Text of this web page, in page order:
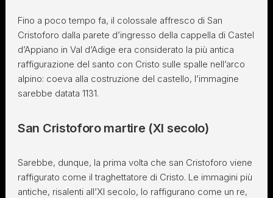
Fino a poco tempo fa, il colossale affresco di San
Cristoforo dalla parete d’ingresso della cappella di Castel
d’Appiano in Val d’Adige era considerato la più antica
raffigurazione del santo con Cristo sulle spalle nell’arco
alpino: coeva alla costruzione del castello, l’immagine
sarebbe datata 1131.
San Cristoforo martire (XI secolo)
Sarebbe, dunque, la prima volta che san Cristoforo viene
raffigurato come il traghettatore di Cristo. Le immagini più
antiche, risalenti all’XI secolo, lo raffigurano come un re,